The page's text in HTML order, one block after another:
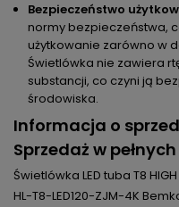
Bezpieczeństwo
normy bezpieczeństwa,
użytkowanie zarówno w
Świetlówka nie zawiera
substancji, co czyni ją
środowiska.
Informacja o
Sprzedaż w
Świetlówka LED tuba T8
HL-T8-LED120-ZJM-4K